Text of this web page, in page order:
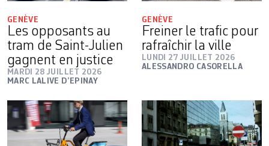
GENÈVE
Les opposants au
tram de Saint-Julien
gagnent en justice
MARDI 28 JUILLET 2026
MARC LALIVE D’EPINAY
GENÈVE
Freiner le trafic pour
rafraîchir la ville
LUNDI 27 JUILLET 2026
ALESSANDRO CASORELLA